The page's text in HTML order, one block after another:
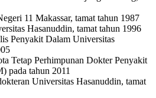
11 Makassar, tamat tahun 1987
Hasanuddin, tamat tahun 1996
Penyakit Dalam Universitas
Tetap Perhimpunan Dokter Penyakit
pada tahun 2011
Universitas Hasanuddin, tamat